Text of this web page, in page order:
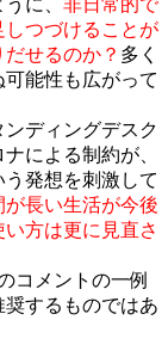
に、 非日常的で
つづけることが
せるのか？ 多く
能性も広がって
ディングデスク
による制約が、
発想を刺激して
長い生活が今後
方は更に見直さ
コメントの一例
するものではあ